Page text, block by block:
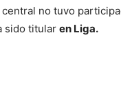
no tuvo
sido titular en Liga.